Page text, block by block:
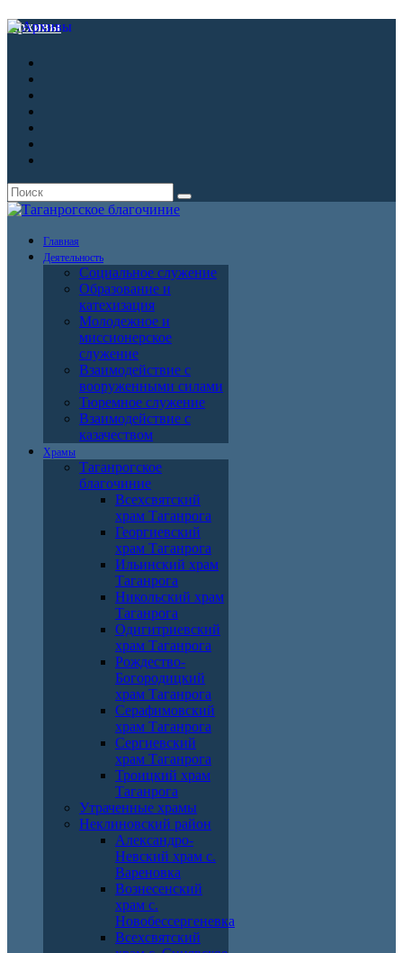
Архивы
Главная
Деятельность
Социальное служение
Образование и
катехизация
Молодежное и
миссионерское
служение
Взаимодействие с
вооруженными силами
Тюремное служение
Взаимодействие с
казачеством
Храмы
Таганрогское
благочиние
Всехсвятский
храм Таганрога
Георгиевский
храм Таганрога
Ильинский храм
Таганрога
Никольский храм
Таганрога
Одигитриевский
храм Таганрога
Рождество-
Богородицкий
храм Таганрога
Серафимовский
храм Таганрога
Сергиевский
храм Таганрога
Троицкий храм
Таганрога
Утраченные храмы
Неклиновский район
Александро-
Невский храм с.
Вареновка
Вознесенский
храм с.
Новобессергеневка
Всехсвятский